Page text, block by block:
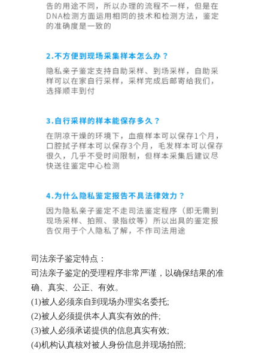
司法亲子鉴定特点：
司法亲子鉴定的受理程序非常严谨，以确保结果的准
确、真实、公正、有效。
(1)被人必须亲自到现场办理实名委托;
(2)被人必须提供本人真实有效的件;
(3)被人必须承诺提供的信息真实有效;
(4)机构认真核对被人身份信息并现场拍照;